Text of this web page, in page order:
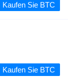
Kaufen Sie BTC
Kaufen Sie BTC